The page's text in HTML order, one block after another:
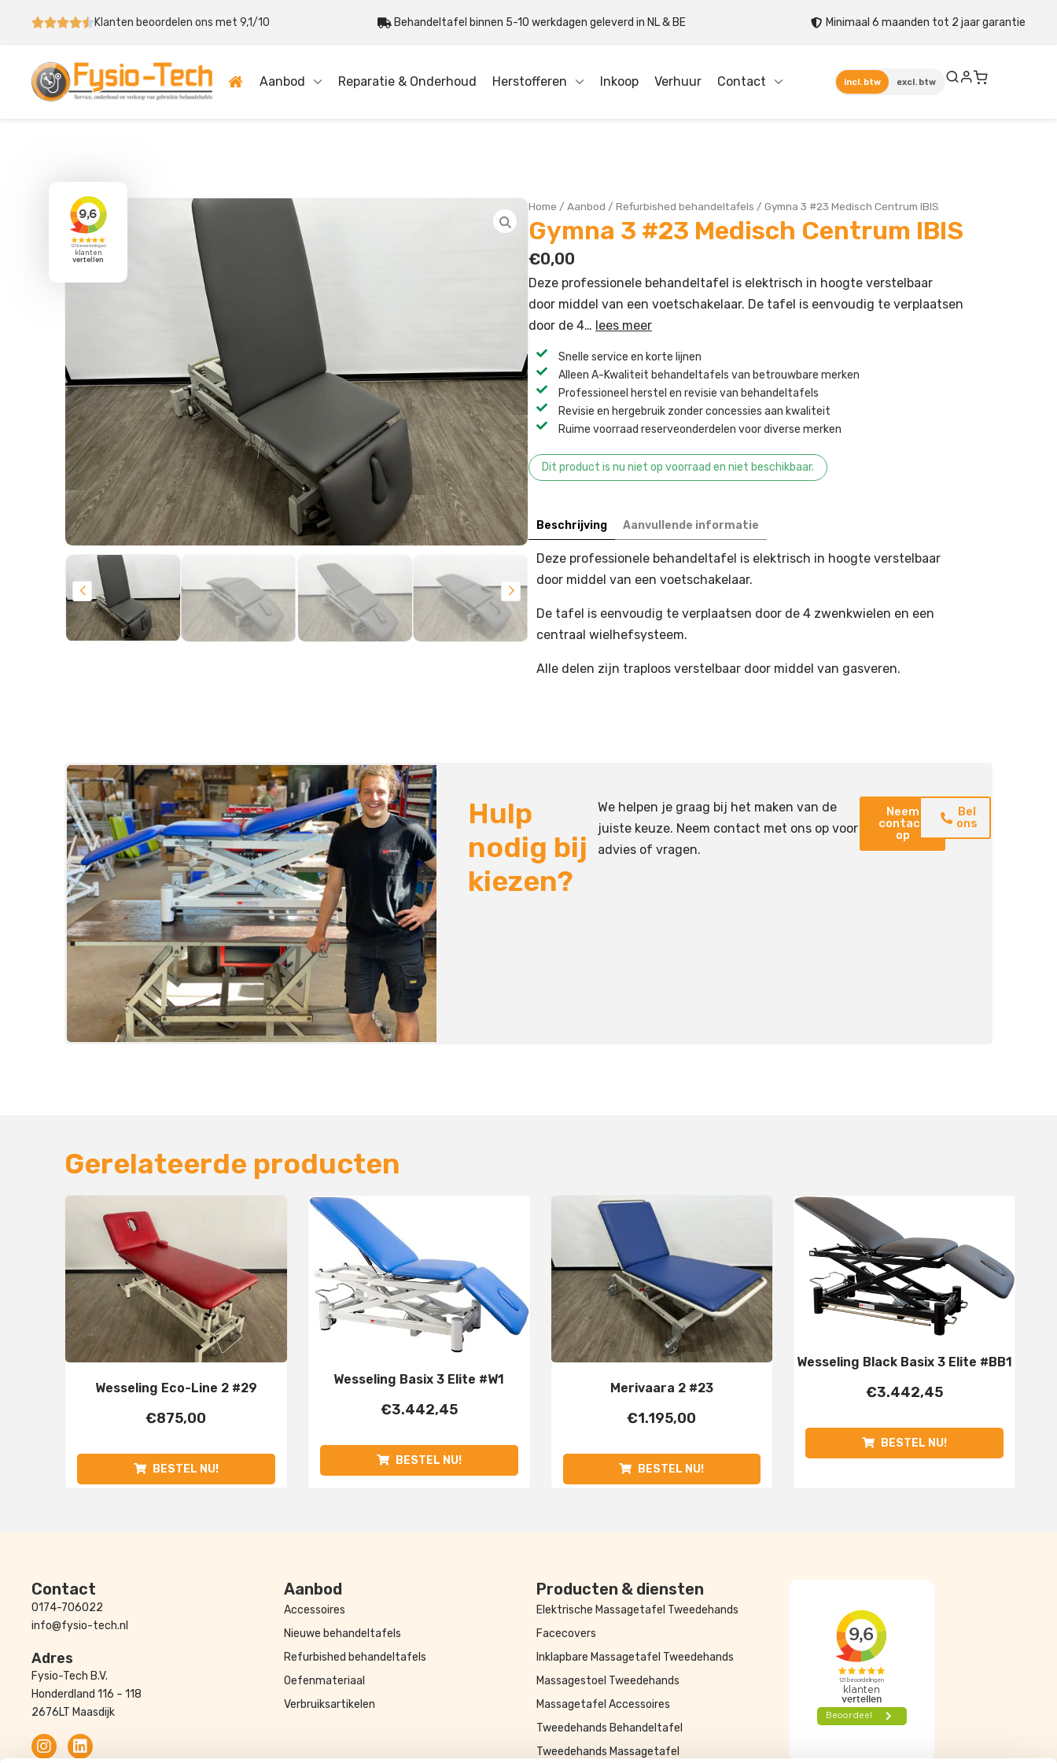
Klanten beoordelen ons met 9,1/10 Behandeltafel binnen 5-10 werkdagen geleverd in NL & BE Minimaal 6 maanden tot 2 jaar garantie
Aanbod Reparatie & Onderhoud Herstofferen Inkoop Verhuur Contact incl. btw excl. btw
Home / Aanbod / Refurbished behandeltafels / Gymna 3 #23 Medisch Centrum IBIS
Gymna 3 #23 Medisch Centrum IBIS
€0,00
Deze professionele behandeltafel is elektrisch in hoogte verstelbaar
door middel van een voetschakelaar. De tafel is eenvoudig te verplaatsen
door de 4… lees meer
Snelle service en korte lijnen
Alleen A-Kwaliteit behandeltafels van betrouwbare merken
Professioneel herstel en revisie van behandeltafels ​
Revisie en hergebruik zonder concessies aan kwaliteit ​
Ruime voorraad reserveonderdelen voor diverse merken ​
Dit product is nu niet op voorraad en niet beschikbaar.
Beschrijving Aanvullende informatie
Deze professionele behandeltafel is elektrisch in hoogte verstelbaar
door middel van een voetschakelaar.
De tafel is eenvoudig te verplaatsen door de 4 zwenkwielen en een
centraal wielhefsysteem.
Alle delen zijn traploos verstelbaar door middel van gasveren.
Hulp
nodig bij
kiezen?
We helpen je graag bij het maken van de
juiste keuze. Neem contact met ons op voor
advies of vragen.
Neem
contact
op
Bel
ons
Gerelateerde producten
Wesseling Eco-Line 2 #29
€875,00
BESTEL NU!
Wesseling Basix 3 Elite #W1
€3.442,45
BESTEL NU!
Merivaara 2 #23
€1.195,00
BESTEL NU!
Wesseling Black Basix 3 Elite #BB1
€3.442,45
BESTEL NU!
Contact
0174-706022
info@fysio-tech.nl
Adres
Fysio-Tech B.V.
Honderdland 116 – 118
2676LT Maasdijk
Aanbod
Accessoires
Nieuwe behandeltafels
Refurbished behandeltafels
Oefenmateriaal
Verbruiksartikelen
Producten & diensten
Elektrische Massagetafel Tweedehands
Facecovers
Inklapbare Massagetafel Tweedehands
Massagestoel Tweedehands
Massagetafel Accessoires
Tweedehands Behandeltafel
Tweedehands Massagetafel